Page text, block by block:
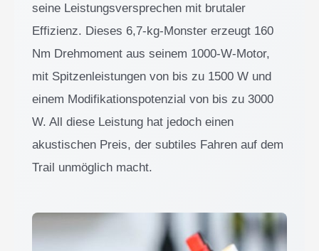
seine Leistungsversprechen mit brutaler
Effizienz. Dieses 6,7-kg-Monster erzeugt 160
Nm Drehmoment aus seinem 1000-W-Motor,
mit Spitzenleistungen von bis zu 1500 W und
einem Modifikationspotenzial von bis zu 3000
W. All diese Leistung hat jedoch einen
akustischen Preis, der subtiles Fahren auf dem
Trail unmöglich macht.